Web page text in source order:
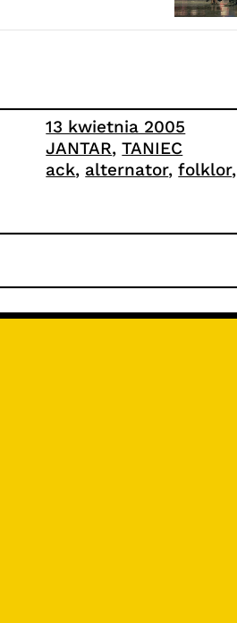
13 kwietnia 2005
JANTAR, TANIEC
ack, alternator, folklor,